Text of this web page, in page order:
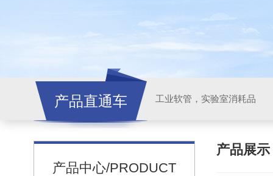
产品直通车 工业软管，实验室消耗品
产品中心/PRODUCT
产品展示